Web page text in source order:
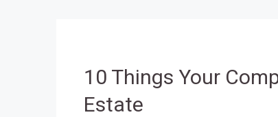
10 Things Your
Estate